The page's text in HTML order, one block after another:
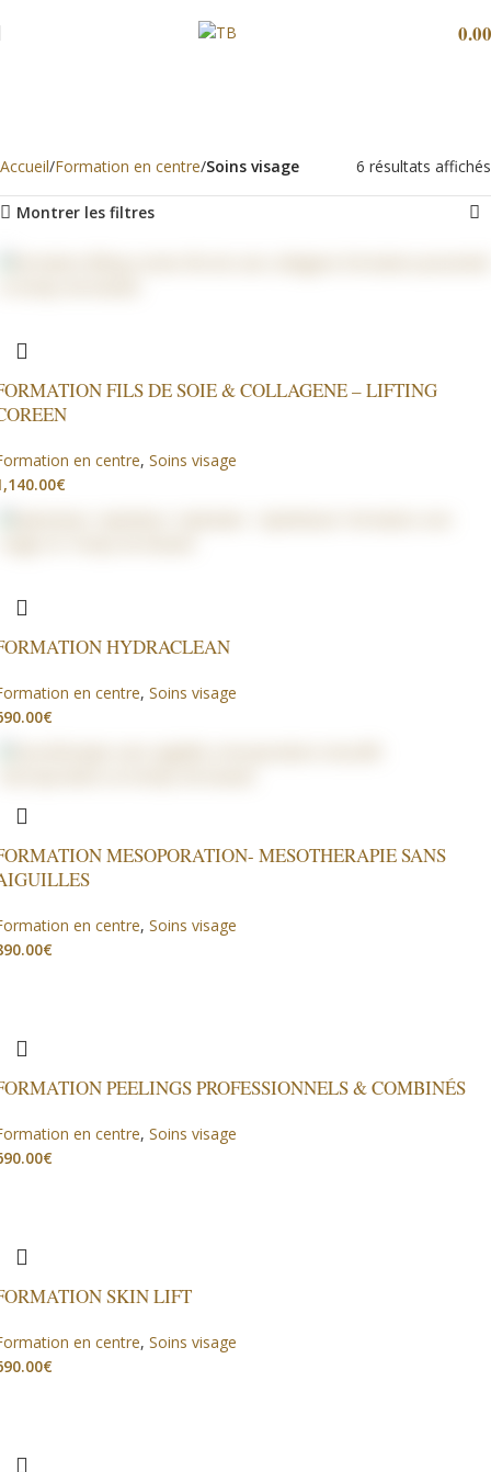
0.00
Accueil Formation en centre Soins visage 6 résultats affichés
Montrer les filtres
FILS DE SOIE & COLLAGENE – LIFTING
en centre, Soins visage
€
HYDRACLEAN
en centre, Soins visage
€
MESOPORATION- MESOTHERAPIE SANS
en centre, Soins visage
€
PEELINGS PROFESSIONNELS & COMBINÉS
en centre, Soins visage
€
SKIN LIFT
en centre, Soins visage
€